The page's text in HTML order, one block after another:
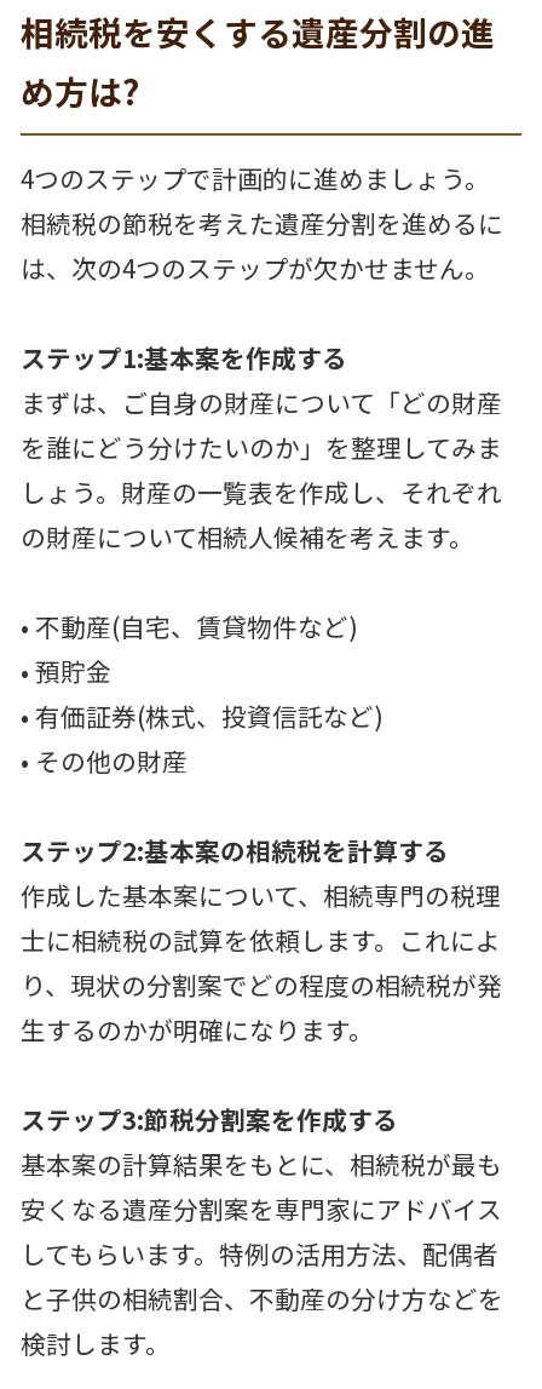
相続税を安くする遺産分割の進
め方は?
4つのステップで計画的に進めましょう。
相続税の節税を考えた遺産分割を進めるに
は、次の4つのステップが欠かせません。
ステップ1:基本案を作成する
まずは、ご自身の財産について「どの財産
を誰にどう分けたいのか」を整理してみま
しょう。財産の一覧表を作成し、それぞれ
の財産について相続人候補を考えます。
• 不動産(自宅、賃貸物件など)
• 預貯金
• 有価証券(株式、投資信託など)
• その他の財産
ステップ2:基本案の相続税を計算する
作成した基本案について、相続専門の税理
士に相続税の試算を依頼します。これによ
り、現状の分割案でどの程度の相続税が発
生するのかが明確になります。
ステップ3:節税分割案を作成する
基本案の計算結果をもとに、相続税が最も
安くなる遺産分割案を専門家にアドバイス
してもらいます。特例の活用方法、配偶者
と子供の相続割合、不動産の分け方などを
検討します。